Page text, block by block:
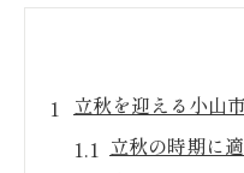
立秋を迎える小山
立秋の時期に